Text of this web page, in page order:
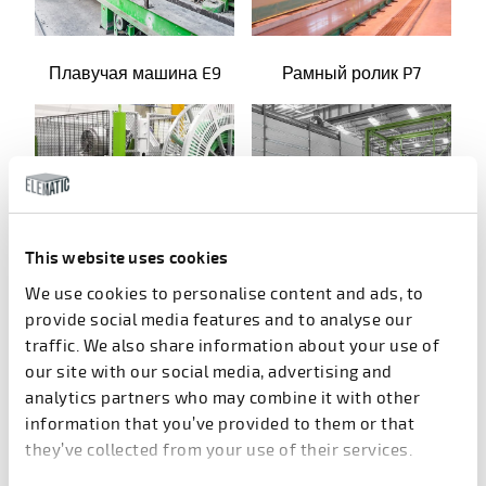
This website uses cookies
We use cookies to personalise content and ads, to
provide social media features and to analyse our
traffic. We also share information about your use of
our site with our social media, advertising and
analytics partners who may combine it with other
information that you’ve provided to them or that
they’ve collected from your use of their services.
Плавучая машина E9 Рамный ролик P7
Свежая пила для
бетона S5
Лифт E9
Предыдущий
1 2 3 4 5 6 7